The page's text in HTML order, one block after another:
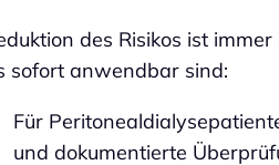
des Risikos ist
sofort anwendbar sind:
Für
und dokumentierte